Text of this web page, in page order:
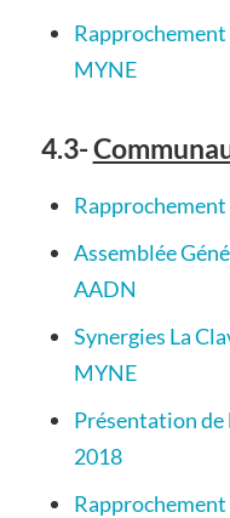
Rapprochement
MYNE
4.3-
Rapprochement
Assemblée
AADN
Synergies La
MYNE
Présentation de
2018
Rapprochement